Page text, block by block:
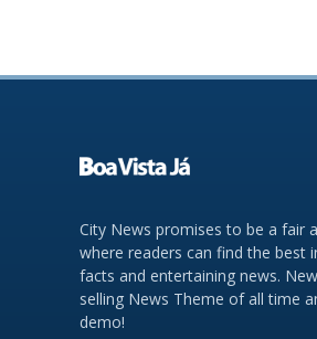
City News promises to be a fair
where readers can find the best
facts and entertaining news.
selling News Theme of all time
demo!